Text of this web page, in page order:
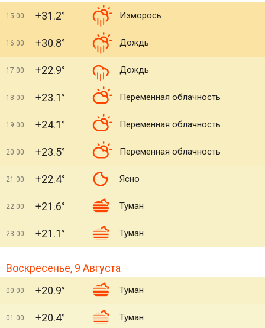
15:00 +31.2° Изморось
16:00 +30.8° Дождь
17:00 +22.9° Дождь
18:00 +23.1° Переменная облачность
19:00 +24.1° Переменная облачность
20:00 +23.5° Переменная облачность
21:00 +22.4° Ясно
22:00 +21.6° Туман
23:00 +21.1° Туман
Воскресенье, 9 Августа
00:00 +20.9° Туман
01:00 +20.4° Туман